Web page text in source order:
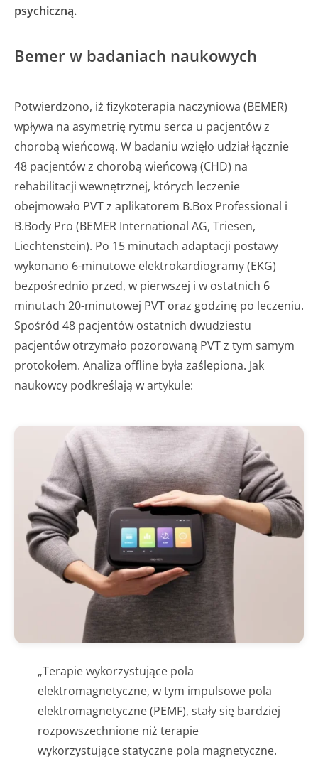
psychiczną.
Bemer w badaniach naukowych
Potwierdzono, iż fizykoterapia naczyniowa (BEMER)
wpływa na asymetrię rytmu serca u pacjentów z
chorobą wieńcową. W badaniu wzięło udział łącznie
48 pacjentów z chorobą wieńcową (CHD) na
rehabilitacji wewnętrznej, których leczenie
obejmowało PVT z aplikatorem B.Box Professional i
B.Body Pro (BEMER International AG, Triesen,
Liechtenstein). Po 15 minutach adaptacji postawy
wykonano 6-minutowe elektrokardiogramy (EKG)
bezpośrednio przed, w pierwszej i w ostatnich 6
minutach 20-minutowej PVT oraz godzinę po leczeniu.
Spośród 48 pacjentów ostatnich dwudziestu
pacjentów otrzymało pozorowaną PVT z tym samym
protokołem. Analiza offline była zaślepiona. Jak
naukowcy podkreślają w artykule:
„Terapie wykorzystujące pola
elektromagnetyczne, w tym impulsowe pola
elektromagnetyczne (PEMF), stały się bardziej
rozpowszechnione niż terapie
wykorzystujące statyczne pola magnetyczne.